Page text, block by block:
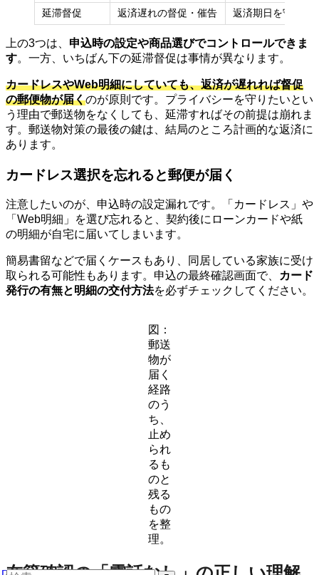
延滞督促 返済遅れの督促・催告 返済期日を守る（
上の3つは、 申込時の設定や商品選びでコントロールできま
す。一方、いちばん下の延滞督促は事情が異なります。
カードレスやWeb明細にしていても、返済が遅れれば督促
の郵便物が届くのが原則です。プライバシーを守りたいとい
う理由で郵送物をなくしても、延滞すればその前提は崩れま
す。郵送物対策の最後の鍵は、結局のところ計画的な返済に
あります。
カードレス選択を忘れると郵便が届く
注意したいのが、申込時の設定漏れです。「カードレス」や
「Web明細」を選び忘れると、契約後にローンカードや紙
の明細が自宅に届いてしまいます。
簡易書留などで届くケースもあり、同居している家族に受け
取られる可能性もあります。申込の最終確認画面で、
カード
発行の有無と明細の交付方法を必ずチェックしてください。
図：
郵送
物が
届く
経路
のう
ち、
止め
られ
るも
のと
残る
もの
を整
理。